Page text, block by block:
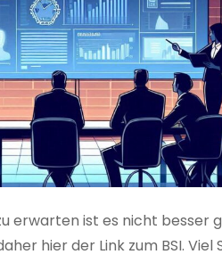
erwarten ist es nicht besser
hier der Link zum BSI. Viel